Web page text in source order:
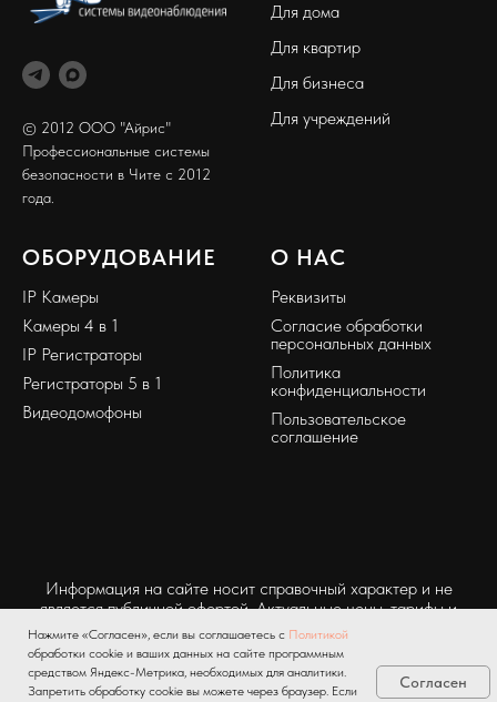
© 2012 ООО "Айрис"
Профессиональные системы
безопасности в Чите с 2012
года.
Для дома
Для квартир
Для бизнеса
Для учреждений
ОБОРУДОВАНИЕ
IP Камеры
Камеры 4 в 1
IP Регистраторы
Регистраторы 5 в 1
Видеодомофоны
О НАС
Реквизиты
Согласие обработки
персональных данных
Политика
конфиденциальности
Пользовательское
соглашение
Информация на сайте носит справочный характер и не
является публичной офертой. Актуальные цены, тарифы и
условия уточняйте у представителей компании.
Нажмите «Согласен», если вы соглашаетесь с Политикой
обработки cookie и ваших данных на сайте программным
средством Яндекс-Метрика, необходимых для аналитики.
Запретить обработку cookie вы можете через браузер. Если
Согласен